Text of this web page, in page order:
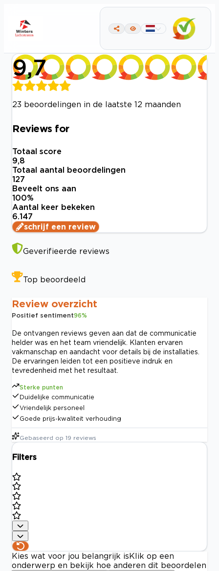
9,7
23 beoordelingen in de laatste 12 maanden
Reviews for
Totaal score
9,8
Totaal aantal beoordelingen
127
Beveelt ons aan
100%
Aantal keer bekeken
6.147
schrijf een review
Geverifieerde reviews
Top beoordeeld
Review overzicht
Positief sentiment96%
De ontvangen reviews geven aan dat de communicatie
helder was en het team vriendelijk. Klanten ervaren
vakmanschap en aandacht voor details bij de installaties.
De ervaringen leiden tot een positieve indruk en
tevredenheid met het resultaat.
Sterke punten
Duidelijke communicatie
Vriendelijk personeel
Goede prijs-kwaliteit verhouding
Gebaseerd op 19 reviews
Filters
Kies wat voor jou belangrijk is Klik op een
onderwerp en bekijk hoe anderen dit beoordelen